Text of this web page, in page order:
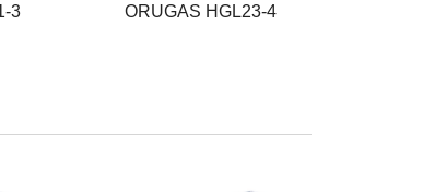
3
ORUGAS HGL23-4